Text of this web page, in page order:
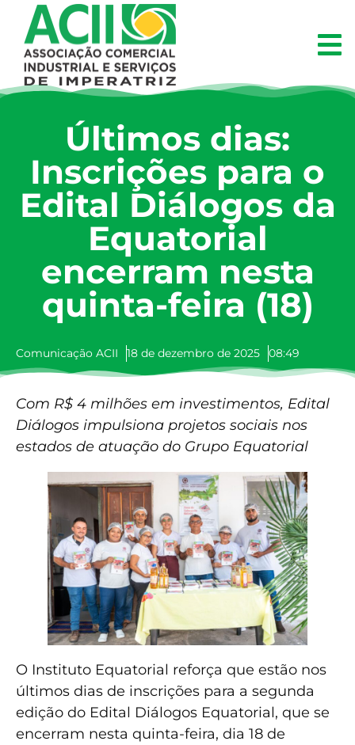
Últimos dias:
Inscrições para o
Edital Diálogos da
Equatorial
encerram nesta
quinta-feira (18)
Comunicação ACII 18 de dezembro de 2025 08:49
Com R$ 4 milhões em investimentos, Edital
Diálogos impulsiona projetos sociais nos
estados de atuação do Grupo Equatorial
O Instituto Equatorial reforça que estão nos
últimos dias de inscrições para a segunda
edição do Edital Diálogos Equatorial, que se
encerram nesta quinta-feira, dia 18 de